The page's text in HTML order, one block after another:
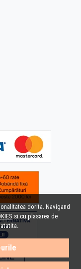
dorita. Navigand
si cu plasarea de